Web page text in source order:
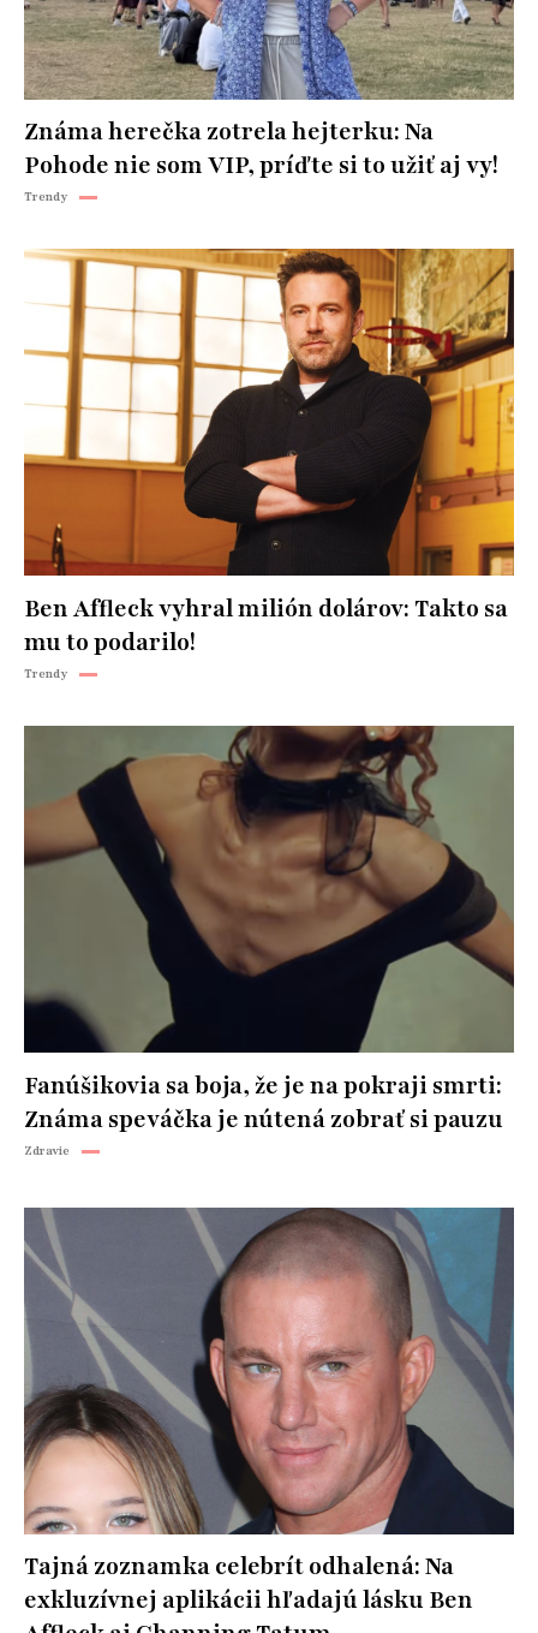
Známa herečka zotrela hejterku: Na
Pohode nie som VIP, príďte si to užiť aj vy!
Trendy
Ben Affleck vyhral milión dolárov: Takto sa
mu to podarilo!
Trendy
Fanúšikovia sa boja, že je na pokraji smrti:
Známa speváčka je nútená zobrať si pauzu
Zdravie
Tajná zoznamka celebrít odhalená: Na
exkluzívnej aplikácii hľadajú lásku Ben